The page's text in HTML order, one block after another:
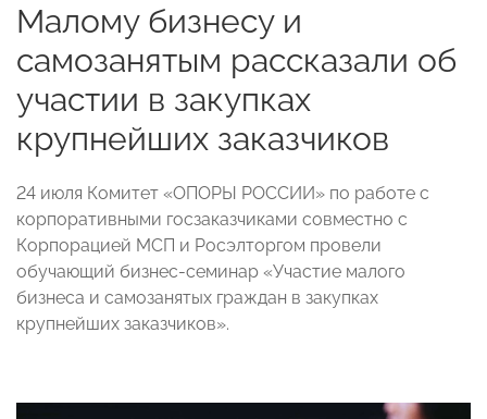
Малому бизнесу и
самозанятым рассказали об
участии в закупках
крупнейших заказчиков
24 июля Комитет «ОПОРЫ РОССИИ» по работе с
корпоративными госзаказчиками совместно с
Корпорацией МСП и Росэлторгом провели
обучающий бизнес-семинар «Участие малого
бизнеса и самозанятых граждан в закупках
крупнейших заказчиков».